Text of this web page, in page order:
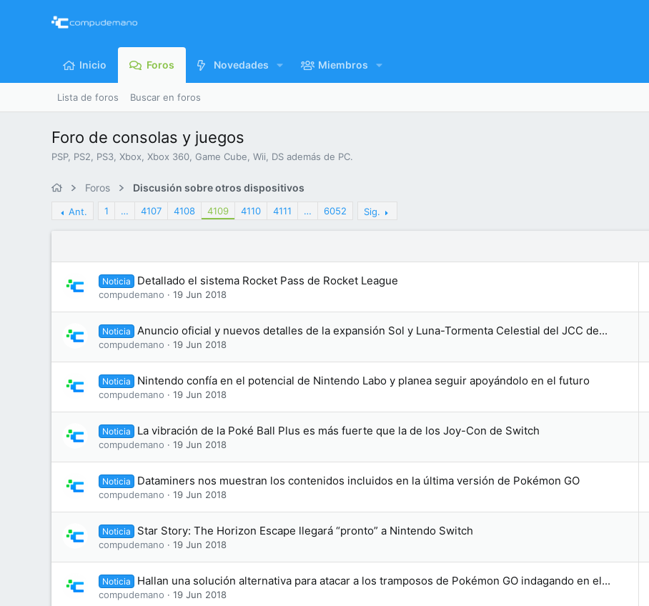
Inicio Foros Novedades Miembros
Lista de foros Buscar en foros
Foro de consolas y juegos
PSP, PS2, PS3, Xbox, Xbox 360, Game Cube, Wii, DS además de PC.
Foros Discusión sobre otros dispositivos
Ant. 1 … 4107 4108 4109 4110 4111 … 6052 Sig.
Noticia Detallado el sistema Rocket Pass de Rocket League
compudemano 19 Jun 2018
Noticia Anuncio oficial y nuevos detalles de la expansión Sol y Luna-Tormenta Celestial del JCC de...
compudemano 19 Jun 2018
Noticia Nintendo confía en el potencial de Nintendo Labo y planea seguir apoyándolo en el futuro
compudemano 19 Jun 2018
Noticia La vibración de la Poké Ball Plus es más fuerte que la de los Joy-Con de Switch
compudemano 19 Jun 2018
Noticia Dataminers nos muestran los contenidos incluidos en la última versión de Pokémon GO
compudemano 19 Jun 2018
Noticia Star Story: The Horizon Escape llegará “pronto” a Nintendo Switch
compudemano 19 Jun 2018
Noticia Hallan una solución alternativa para atacar a los tramposos de Pokémon GO indagando en el...
compudemano 19 Jun 2018